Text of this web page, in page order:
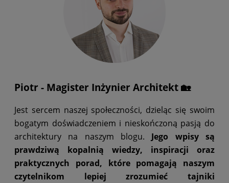
Piotr - Magister Inżynier Architekt 🏡
Jest sercem naszej społeczności, dzieląc się swoim
bogatym doświadczeniem i nieskończoną pasją do
architektury na naszym blogu. Jego wpisy są
prawdziwą kopalnią wiedzy, inspiracji oraz
praktycznych porad, które pomagają naszym
czytelnikom lepiej zrozumieć tajniki